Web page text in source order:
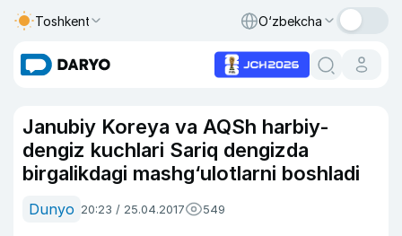
Toshkent O‘zbekcha
Janubiy Koreya va AQSh harbiy-
dengiz kuchlari Sariq dengizda
birgalikdagi mashg‘ulotlarni boshladi
Dunyo 20:23 / 25.04.2017 549